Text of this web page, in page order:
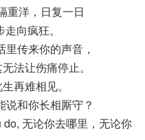
重洋，日复一日
向疯狂。
传来你的声音，
法让伤痛停止。
再难相见。
说和你长相厮守？
无论你去哪里，无论你